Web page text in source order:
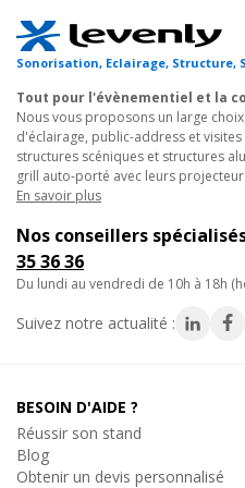
• Compromis poids / charge
renforcée.
• Finition aluminium brossé -
• Possibilité de personnalisation
Applications :
• Grills autoportés de scènes
• Décors de showroom et
• Installations pérennes à
- Alliage : EN-AW 6082 T6.
- Système de connexion : CCS6.
- Section : 287mm triangulaire.
- Longueur : 2m.
- Finition : aluminium brossé.
Nouveau
Prolyte
BROCHE
Structure Alu
1.40€
Réf. 08008
Nouveau
GOUPILLE
Goupille
Sonorisation, Eclairage, Structure,
Tout pour l'évènementiel et la
Nous vous proposons un large
d'éclairage, public-address et
structures scéniques et structures
grill auto-porté avec leurs
En savoir plus
Nos conseillers
35 36 36
du lundi au vendredi de 10h à 18h
Suivez notre actualité :
BESOIN D'AIDE ?
Réussir son stand
Blog
Obtenir un devis personnalisé